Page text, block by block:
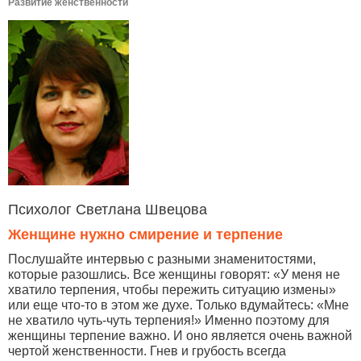
Развитие женственности
Психолог Светлана Швецова
Женщине нужно смирение и терпение
Послушайте интервью с разными знаменитостями,
которые разошлись. Все женщины говорят: «У меня не
хватило терпения, чтобы пережить ситуацию измены»
или еще что-то в этом же духе. Только вдумайтесь: «Мне
не хватило чуть-чуть терпения!» Именно поэтому для
женщины терпение важно. И оно является очень важной
чертой женственности. Гнев и грубость всегда